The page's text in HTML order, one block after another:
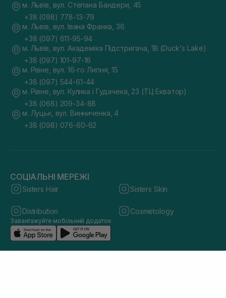
м. Львів, вул. Степана Бандери, 45
+38 (098) 778-13-79
м. Львів, вул. Івана Франка, 36
+38 (097) 611-95-94
м. Львів, вул. Академіка Підстригача, 1В (Duck's Lake)
+38 (097) 101-97-16
м. Рівне, вул. 16-го Липня, 15
+38 (097) 544-61-44
м. Рівне, вул. Кулика і Гудачека, 23 (ТЦ Екватор)
+38 (068) 209-34-88
м. Луцьк, вул. Винниченка, 4
+38 (098) 076-60-62
СОЦІАЛЬНІ МЕРЕЖІ
Sisters Hair Sisters Skin
Distribution Cosmetology
Завантажуйте мобільний додаток